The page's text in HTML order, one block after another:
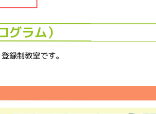
グラム）
録制教室です。